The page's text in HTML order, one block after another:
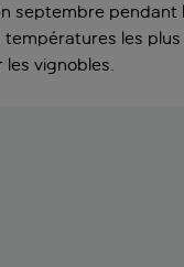
septembre pendant
températures les
les vignobles.